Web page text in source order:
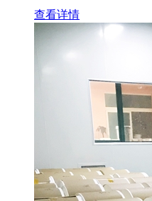
查看详情